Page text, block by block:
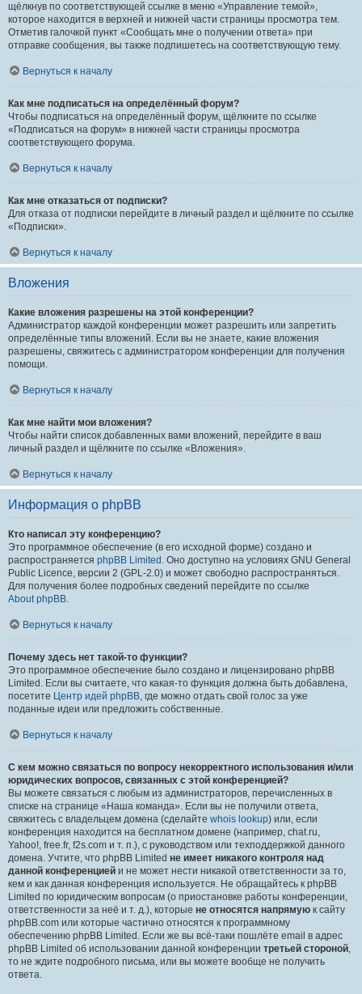
щёлкнув по соответствующей ссылке в меню «Управление темой»,
которое находится в верхней и нижней части страницы просмотра тем.
Отметив галочкой пункт «Сообщать мне о получении ответа» при
отправке сообщения, вы также подпишетесь на соответствующую тему.
Вернуться к началу
Как мне подписаться на определённый форум?
Чтобы подписаться на определённый форум, щёлкните по ссылке
«Подписаться на форум» в нижней части страницы просмотра
соответствующего форума.
Вернуться к началу
Как мне отказаться от подписки?
Для отказа от подписки перейдите в личный раздел и щёлкните по ссылке
«Подписки».
Вернуться к началу
Вложения
Какие вложения разрешены на этой конференции?
Администратор каждой конференции может разрешить или запретить
определённые типы вложений. Если вы не знаете, какие вложения
разрешены, свяжитесь с администратором конференции для получения
помощи.
Вернуться к началу
Как мне найти мои вложения?
Чтобы найти список добавленных вами вложений, перейдите в ваш
личный раздел и щёлкните по ссылке «Вложения».
Вернуться к началу
Информация о phpBB
Кто написал эту конференцию?
Это программное обеспечение (в его исходной форме) создано и
распространяется phpBB Limited . Оно доступно на условиях GNU General
Public Licence, версии 2 (GPL-2.0) и может свободно распространяться.
Для получения более подробных сведений перейдите по ссылке
About phpBB.
Вернуться к началу
Почему здесь нет такой-то функции?
Это программное обеспечение было создано и лицензировано phpBB
Limited. Если вы считаете, что какая-то функция должна быть добавлена,
посетите Центр идей phpBB, где можно отдать свой голос за уже
поданные идеи или предложить собственные.
Вернуться к началу
С кем можно связаться по вопросу некорректного использования и/или
юридических вопросов, связанных с этой конференцией?
Вы можете связаться с любым из администраторов, перечисленных в
списке на странице «Наша команда». Если вы не получили ответа,
свяжитесь с владельцем домена (сделайте whois lookup) или, если
конференция находится на бесплатном домене (например, chat.ru,
Yahoo!, free.fr, f2s.com и т. п.), с руководством или техподдержкой данного
домена. Учтите, что phpBB Limited не имеет никакого контроля над
данной конференцией и не может нести никакой ответственности за то,
кем и как данная конференция используется. Не обращайтесь к phpBB
Limited по юридическим вопросам (о приостановке работы конференции,
ответственности за неё и т. д.), которые не относятся напрямую к сайту
phpBB.com или которые частично относятся к программному
обеспечению phpBB Limited. Если же вы всё-таки пошлёте email в адрес
phpBB Limited об использовании данной конференции третьей стороной,
то не ждите подробного письма, или вы можете вообще не получить
ответа.